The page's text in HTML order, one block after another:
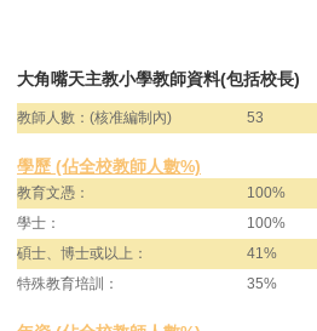
大角嘴天主教小學教師資料(包括校長)
教師人數：(核准編制內) 53
學歷 (佔全校教師人數%)
教育文憑：
100%
學士：
100%
碩士、博士或以上：
41%
特殊教育培訓：
35%